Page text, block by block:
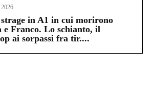
in A1 in cui morirono
Franco. Lo schianto, il
ai sorpassi fra tir....